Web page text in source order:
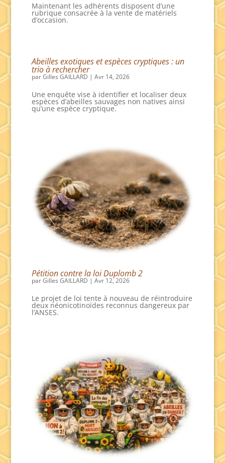
Maintenant les adhérents disposent d’une
rubrique consacrée à la vente de matériels
d’occasion.
Abeilles exotiques et espèces cryptiques : un
trio à rechercher
parGilles GAILLARD | Avr 14, 2026
Une enquête vise à identifier et localiser deux
espèces d’abeilles sauvages non natives ainsi
qu’une espèce cryptique.
Pétition contre la loi Duplomb 2
parGilles GAILLARD | Avr 12, 2026
Le projet de loi tente à nouveau de réintroduire
deux néonicotinoïdes reconnus dangereux par
l’ANSES.